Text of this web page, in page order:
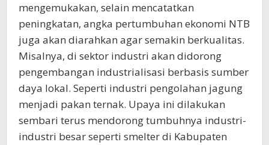
mengemukakan, selain mencatatkan
peningkatan, angka pertumbuhan ekonomi NTB
juga akan diarahkan agar semakin berkualitas.
Misalnya, di sektor industri akan didorong
pengembangan industrialisasi berbasis sumber
daya lokal. Seperti industri pengolahan jagung
menjadi pakan ternak. Upaya ini dilakukan
sembari terus mendorong tumbuhnya industri-
industri besar seperti smelter di Kabupaten